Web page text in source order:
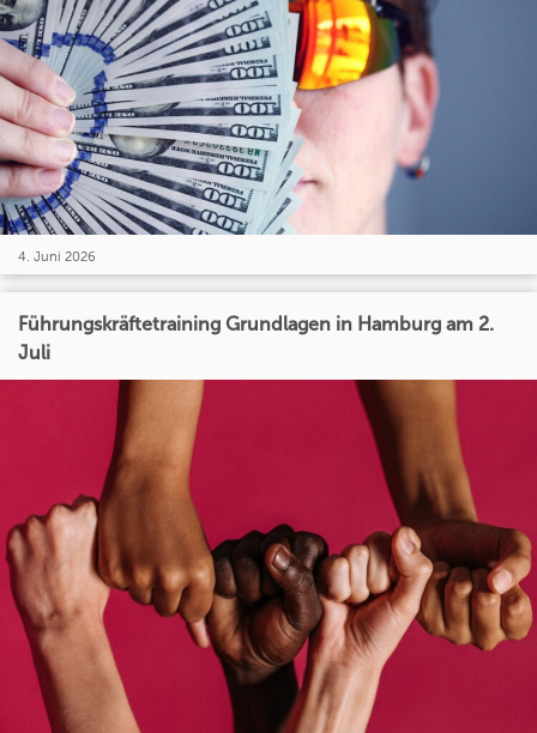
4. Juni 2026
Führungskräftetraining Grundlagen in Hamburg am 2.
Juli